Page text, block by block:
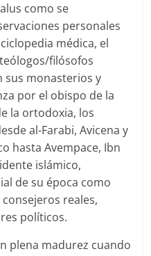
como se
personales
médica, el
filósofos
sus monasterios y
por el obispo de la
la ortodoxia, los
al-Farabi, Avicena y
hasta Avempace, Ibn
islámico,
de su época como
reales,
políticos.
plena madurez cuando